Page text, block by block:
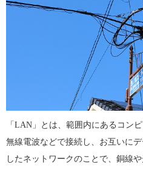
「LAN」とは、範囲内にあるコン
無線電波などで接続し、お互いに
したネットワークのことで、銅線